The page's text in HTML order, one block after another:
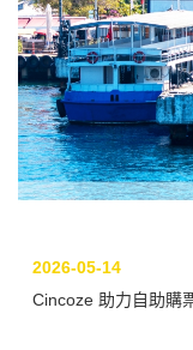
2026-05-14
Cincoze 助力自助購